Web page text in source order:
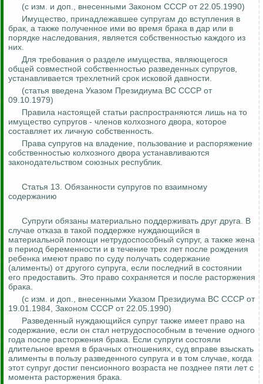
(с изм. и доп., внесенными Законом СССР от 22.05.1990)
Имущество, принадлежавшее супругам до вступления в
брак, а также полученное ими во время брака в дар или в
порядке наследования, является собственностью каждого из
них.
Для требования о разделе имущества, являющегося
общей совместной собственностью разведенных супругов,
устанавливается трехлетний срок исковой давности.
(статья введена Указом Президиума ВС СССР от
09.10.1979)
Правила настоящей статьи распространяются лишь на то
имущество супругов - членов колхозного двора, которое
составляет их личную собственность.
Права супругов на владение, пользование и распоряжение
собственностью колхозного двора устанавливаются
законодательством союзных республик.
Статья 13. Обязанности супругов по взаимному
содержанию
Супруги обязаны материально поддерживать друг друга. В
случае отказа в такой поддержке нуждающийся в
материальной помощи нетрудоспособный супруг, а также жена
в период беременности и в течение трех лет после рождения
ребенка имеют право по суду получать содержание
(алименты) от другого супруга, если последний в состоянии
его предоставить. Это право сохраняется и после расторжения
брака.
(с изм. и доп., внесенными Указом Президиума ВС СССР от
19.01.1984, Законом СССР от 22.05.1990)
Разведенный нуждающийся супруг также имеет право на
содержание, если он стал нетрудоспособным в течение одного
года после расторжения брака. Если супруги состояли
длительное время в брачных отношениях, суд вправе взыскать
алименты в пользу разведенного супруга и в том случае, когда
этот супруг достиг пенсионного возраста не позднее пяти лет с
момента расторжения брака.